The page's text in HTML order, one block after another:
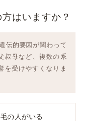
はいますか？
伝的要因が関わって
叔母など、複数の系
を受けやすくなりま
の人がいる